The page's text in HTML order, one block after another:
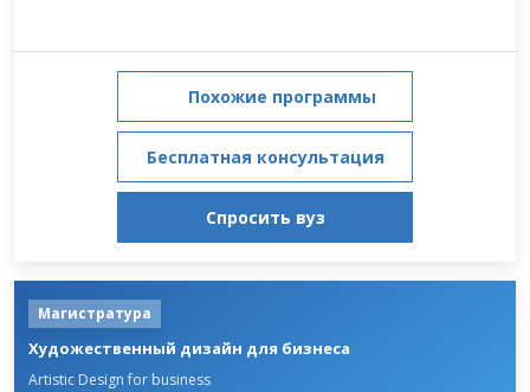
Похожие программы
Бесплатная консультация
Спросить вуз
Магистратура
Художественный дизайн для бизнеса
Artistic Design for business